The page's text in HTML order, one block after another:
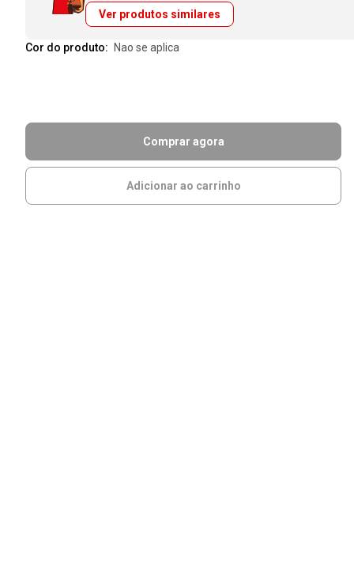
Ver produtos similares
Cor do produto: nao se aplica
Comprar agora
Adicionar ao carrinho